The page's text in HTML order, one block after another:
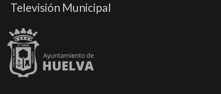
Televisión Municipal